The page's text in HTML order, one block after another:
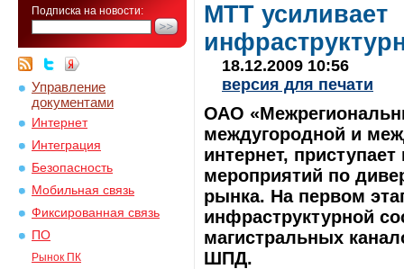
Подписка на новости:
Управление
документами
Интернет
Интеграция
Безопасность
Мобильная связь
Фиксированная связь
ПО
Рынок ПК
МТТ усиливает
18.12.2009 10:56
версия для печати
ОАО
междугородной и
интернет,
мероприятий по
рынка. На первом
инфраструктурной
магистральных
ШПД.